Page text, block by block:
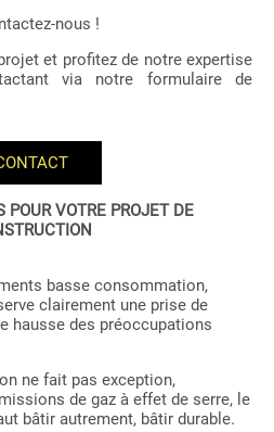
nous !
et profitez de notre expertise
via notre formulaire de
POUR VOTRE PROJET DE
basse consommation,
clairement une prise de
hausse des préoccupations
ne fait pas exception,
de gaz à effet de serre, le
bâtir autrement, bâtir durable.